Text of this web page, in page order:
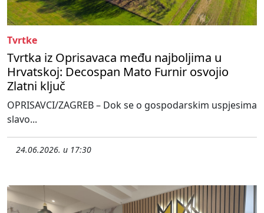
Tvrtke
Tvrtka iz Oprisavaca među najboljima u
Hrvatskoj: Decospan Mato Furnir osvojio
Zlatni ključ
OPRISAVCI/ZAGREB – Dok se o gospodarskim uspjesima
slavo...
24.06.2026. u 17:30